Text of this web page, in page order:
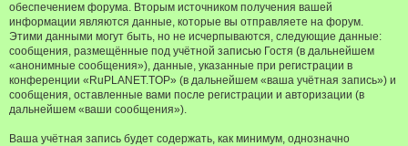
обеспечением форума. Вторым источником получения вашей
информации являются данные, которые вы отправляете на форум.
Этими данными могут быть, но не исчерпываются, следующие данные:
сообщения, размещённые под учётной записью Гостя (в дальнейшем
«анонимные сообщения»), данные, указанные при регистрации в
конференции «RuPLANET.TOP» (в дальнейшем «ваша учётная запись») и
сообщения, оставленные вами после регистрации и авторизации (в
дальнейшем «ваши сообщения»).
Ваша учётная запись будет содержать, как минимум, однозначно